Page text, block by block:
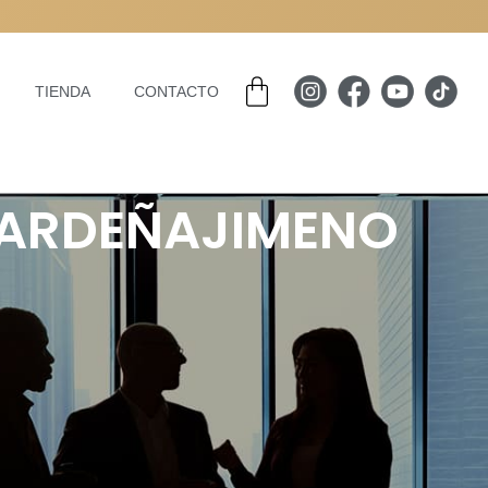
TIENDA CONTACTO Carrito